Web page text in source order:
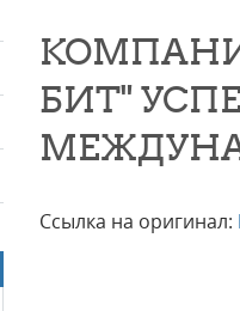
БИТ"
Ссылка на оригинал: